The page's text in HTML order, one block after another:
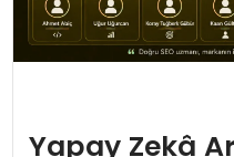
Yapay Zekâ